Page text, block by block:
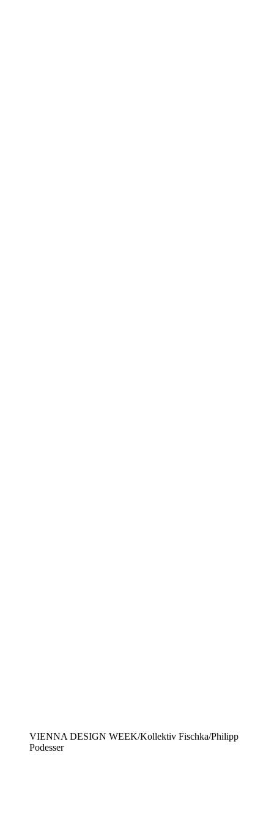
VIENNA DESIGN WEEK/Kollektiv Fischka/Philipp
Podesser